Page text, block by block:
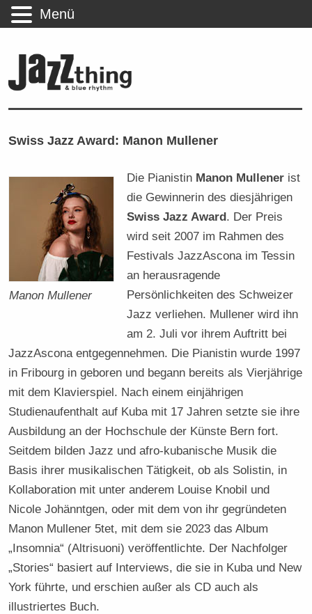
Swiss Jazz Award: Manon Mullener
Manon Mullener
Die Pianistin Manon Mullener ist
die Gewinnerin des diesjährigen
Swiss Jazz Award. Der Preis
wird seit 2007 im Rahmen des
Festivals JazzAscona im Tessin
an herausragende
Persönlichkeiten des Schweizer
Jazz verliehen. Mullener wird ihn
am 2. Juli vor ihrem Auftritt bei
JazzAscona entgegennehmen. Die Pianistin wurde 1997
in Fribourg in geboren und begann bereits als Vierjährige
mit dem Klavierspiel. Nach einem einjährigen
Studienaufenthalt auf Kuba mit 17 Jahren setzte sie ihre
Ausbildung an der Hochschule der Künste Bern fort.
Seitdem bilden Jazz und afro-kubanische Musik die
Basis ihrer musikalischen Tätigkeit, ob als Solistin, in
Kollaboration mit unter anderem Louise Knobil und
Nicole Johänntgen, oder mit dem von ihr gegründeten
Manon Mullener 5tet, mit dem sie 2023 das Album
„Insomnia“ (Altrisuoni) veröffentlichte. Der Nachfolger
„Stories“ basiert auf Interviews, die sie in Kuba und New
York führte, und erschien außer als CD auch als
illustriertes Buch.
Menü